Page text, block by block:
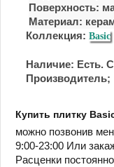
Поверхность:
Материал:
Коллекция: Basic
Наличие: Есть.
Производитель;
Купить плитку
можно позвонив
9:00-23:00 Или
Расценки